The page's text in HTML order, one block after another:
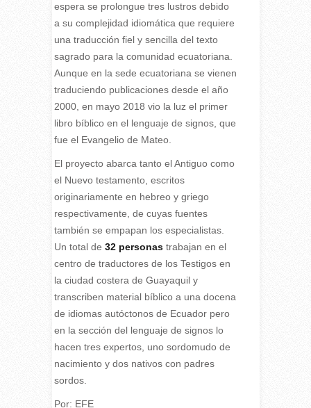
espera se prolongue tres lustros debido
a su complejidad idiomática que requiere
una traducción fiel y sencilla del texto
sagrado para la comunidad ecuatoriana.
Aunque en la sede ecuatoriana se vienen
traduciendo publicaciones desde el año
2000, en mayo 2018 vio la luz el primer
libro bíblico en el lenguaje de signos, que
fue el Evangelio de Mateo.
El proyecto abarca tanto el Antiguo como
el Nuevo testamento, escritos
originariamente en hebreo y griego
respectivamente, de cuyas fuentes
también se empapan los especialistas.
Un total de 32 personastrabajan en el
centro de traductores de los Testigos en
la ciudad costera de Guayaquil y
transcriben material bíblico a una docena
de idiomas autóctonos de Ecuador pero
en la sección del lenguaje de signos lo
hacen tres expertos, uno sordomudo de
nacimiento y dos nativos con padres
sordos.
Por: EFE